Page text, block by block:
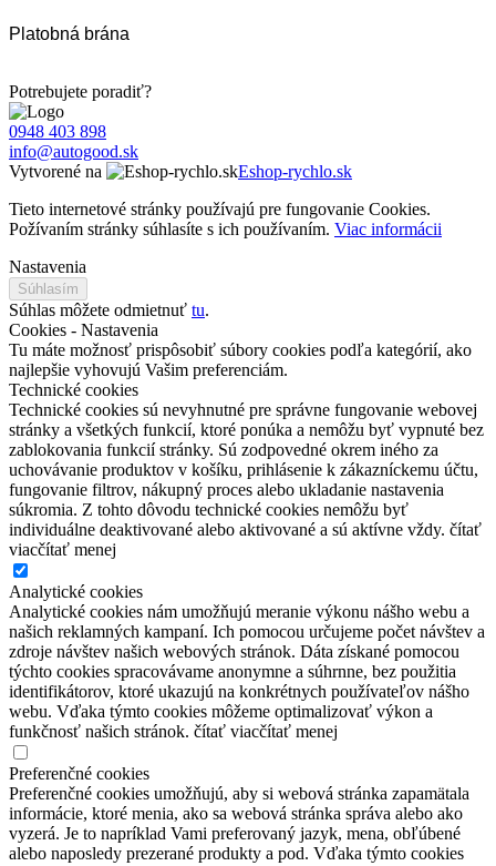
Platobná brána
Potrebujete poradiť?
0948 403 898
info@autogood.sk
Vytvorené na
Eshop-rychlo.sk
Tieto internetové stránky používajú pre fungovanie Cookies.
Požívaním stránky súhlasíte s ich používaním. Viac informácii
Nastavenia
Súhlasím
Súhlas môžete odmietnuť tu.
Cookies - Nastavenia
Tu máte možnosť prispôsobiť súbory cookies podľa kategórií, ako
najlepšie vyhovujú Vašim preferenciám.
Technické cookies
Technické cookies sú nevyhnutné pre správne fungovanie webovej
stránky a všetkých funkcií, ktoré ponúka a nemôžu byť vypnuté bez
zablokovania funkcií stránky. Sú zodpovedné okrem iného za
uchovávanie produktov v košíku, prihlásenie k zákazníckemu účtu,
fungovanie filtrov, nákupný proces alebo ukladanie nastavenia
súkromia. Z tohto dôvodu technické cookies nemôžu byť
individuálne deaktivované alebo aktivované a sú aktívne vždy. čítať
viacčítať menej
Analytické cookies
Analytické cookies nám umožňujú meranie výkonu nášho webu a
našich reklamných kampaní. Ich pomocou určujeme počet návštev a
zdroje návštev našich webových stránok. Dáta získané pomocou
týchto cookies spracovávame anonymne a súhrnne, bez použitia
identifikátorov, ktoré ukazujú na konkrétnych používateľov nášho
webu. Vďaka týmto cookies môžeme optimalizovať výkon a
funkčnosť našich stránok. čítať viacčítať menej
Preferenčné cookies
Preferenčné cookies umožňujú, aby si webová stránka zapamätala
informácie, ktoré menia, ako sa webová stránka správa alebo ako
vyzerá. Je to napríklad Vami preferovaný jazyk, mena, obľúbené
alebo naposledy prezerané produkty a pod. Vďaka týmto cookies